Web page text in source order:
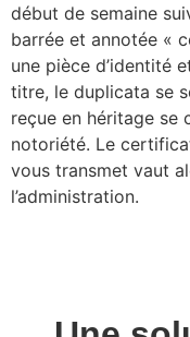
début de semaine
barrée et annotée «
une pièce d’identité
titre, le duplicata se
reçue en héritage se
notoriété. Le
vous transmet vaut
l’administration.